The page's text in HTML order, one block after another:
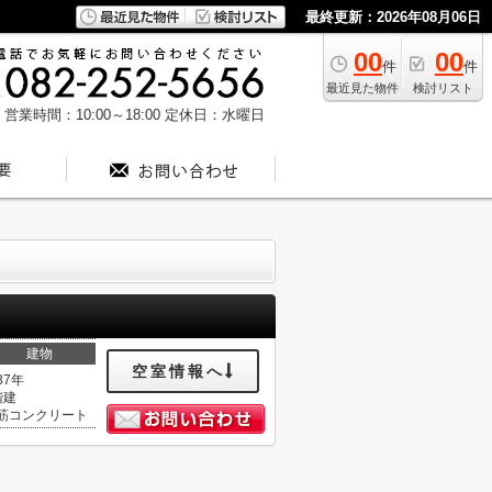
最終更新：2026年08月06日
00件
最近見た物件
00件
検討リスト
営業時間：10:00～18:00 定休日：水曜日
建物
年
建
コンクリート
空室情報へ